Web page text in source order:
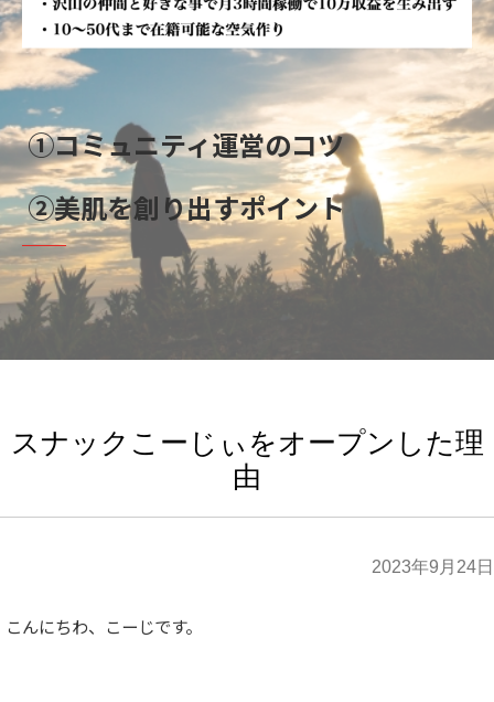
スナックこーじぃをオープンした理
由
2023年9月24日
こんにちわ、こーじです。